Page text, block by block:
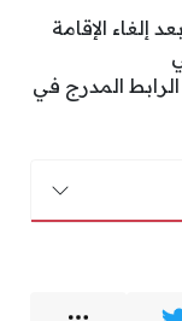
الإقامة
المدرج في